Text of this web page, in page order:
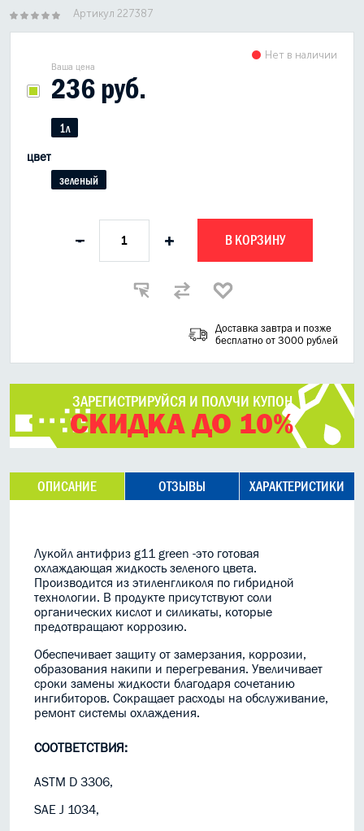
МОТО МАСЛААртикул 227387
Ваша цена
236 руб.
Нет в наличии
1л
цвет
зеленый
- + В КОРЗИНУ
Доставка завтра и позже
бесплатно от 3000 рублей
ЗАРЕГИСТРИРУЙСЯ И ПОЛУЧИ КУПОН
СКИДКА ДО 10%
ОПИСАНИЕ ОТЗЫВЫ ХАРАКТЕРИСТИКИ
Лукойл антифриз g11 green -это готовая
охлаждающая жидкость зеленого цвета.
Производится из этиленгликоля по гибридной
технологии. В продукте присутствуют соли
органических кислот и силикаты, которые
предотвращают коррозию.
Обеспечивает защиту от замерзания, коррозии,
образования накипи и перегревания. Увеличивает
сроки замены жидкости благодаря сочетанию
ингибиторов. Сокращает расходы на обслуживание,
ремонт системы охлаждения.
СООТВЕТСТВИЯ:
ASTM D 3306,
SAE J 1034,